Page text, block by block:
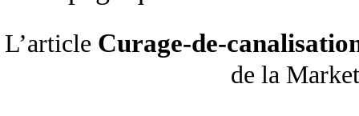
L’article Curage-de-
de la